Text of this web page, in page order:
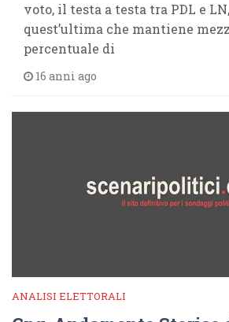
voto, il testa a testa tra PDL e
quest’ultima che mantiene
percentuale di
16 anni ago
ANALISI ELETTORALI